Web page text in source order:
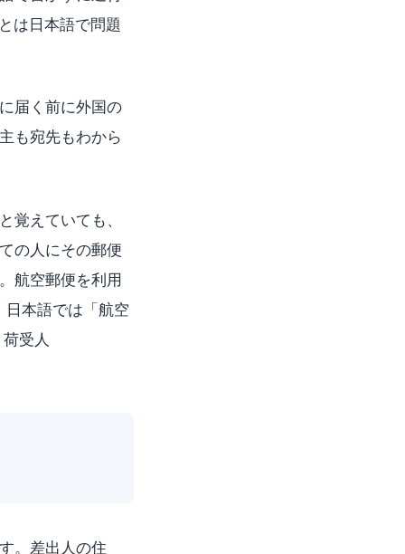
は日本語で問題
届く前に外国の
も宛先もわから
覚えていても、
の人にその郵便
航空郵便を利用
本語では「航空
受人
。差出人の住